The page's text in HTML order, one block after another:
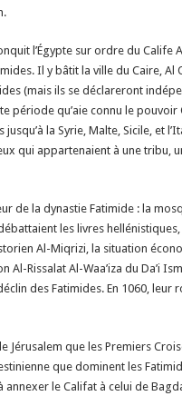
l’Égypte sur ordre du Calife
Il y bâtit la ville du Caire, Al
(mais ils se déclareront
période qu’aie connu le pouvoir
la Syrie, Malte, Sicile, et
qui appartenaient à une tribu,
de la dynastie Fatimide : la
les livres
Al-Miqrizi, la situation
Rissalat Al-Waa’iza du Da’i
des Fatimides. En 1060, leur
Jérusalem que les Premiers
que dominent les
le Califat à celui de